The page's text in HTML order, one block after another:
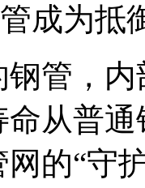
成为抵
管，
从普
网的“守